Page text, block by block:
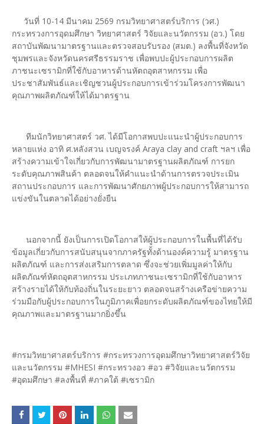
วันที่ 10-14 มีนาคม 2569 กรมวิทยาศาสตร์บริการ (วศ.)
กระทรวงการอุดมศึกษา วิทยาศาสตร์ วิจัยและนวัตกรรม (อว.) โดย
สถาบันพัฒนามาตรฐานและตรวจสอบรับรอง (สมต.) ลงพื้นที่จังหวัด
ชุมพรและจังหวัดนครศรีธรรมราช เพื่อพบปะผู้ประกอบการผลิต
ภาชนะเซรามิกที่ใช้กับอาหารด้านหัตถอุตสาหกรรม เพื่อ
ประชาสัมพันธ์และเชิญชวนผู้ประกอบการเข้าร่วมโครงการพัฒนา
คุณภาพผลิตภัณฑ์ให้ได้มาตรฐาน
ทีมนักวิทยาศาสตร์ วศ. ได้มีโอกาสพบปะแนะนำผู้ประกอบการ
หลายแห่ง อาทิ ศ.หลังสวน เบญจรงค์ Araya clay and craft ฯลฯ เพื่อ
สร้างความเข้าใจเกี่ยวกับการพัฒนามาตรฐานผลิตภัณฑ์ การยก
ระดับคุณภาพสินค้า ตลอดจนให้คำแนะนำด้านการตรวจประเมิน
สถานประกอบการ และการพัฒนาศักยภาพผู้ประกอบการให้สามารถ
แข่งขันในตลาดได้อย่างยั่งยืน
นอกจากนี้ ยังเป็นการเปิดโอกาสให้ผู้ประกอบการในพื้นที่ได้รับ
ข้อมูลเกี่ยวกับการสนับสนุนจากภาครัฐทั้งด้านองค์ความรู้ มาตรฐาน
ผลิตภัณฑ์ และการส่งเสริมการตลาด ซึ่งจะช่วยเพิ่มมูลค่าให้กับ
ผลิตภัณฑ์หัตถอุตสาหกรรม ประเภทภาชนะเซรามิกที่ใช้กับอาหาร
สร้างรายได้ให้กับท้องถิ่นในระยะยาว ตลอดจนสร้างเครือข่ายความ
ร่วมมือกับผู้ประกอบการในภูมิภาคเพื่อยกระดับผลิตภัณฑ์ของไทยให้มี
คุณภาพและมาตรฐานมากยิ่งขึ้น
#กรมวิทยาศาสตร์บริการ #กระทรวงการอุดมศึกษาวิทยาศาสตร์วิจัย
และนวัตกรรม #MHESI #กระทรวงอว #อว #วิจัยและนวัตกรรม
#อุดมศึกษา #ลงพื้นที่ #ภาคใต้ #เซรามิก